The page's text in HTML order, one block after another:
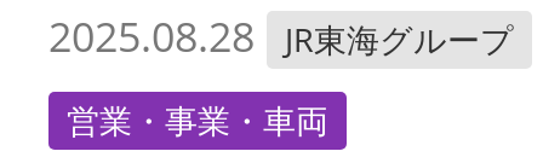
2025.08.28
JR東海グループ
営業・事業・車両